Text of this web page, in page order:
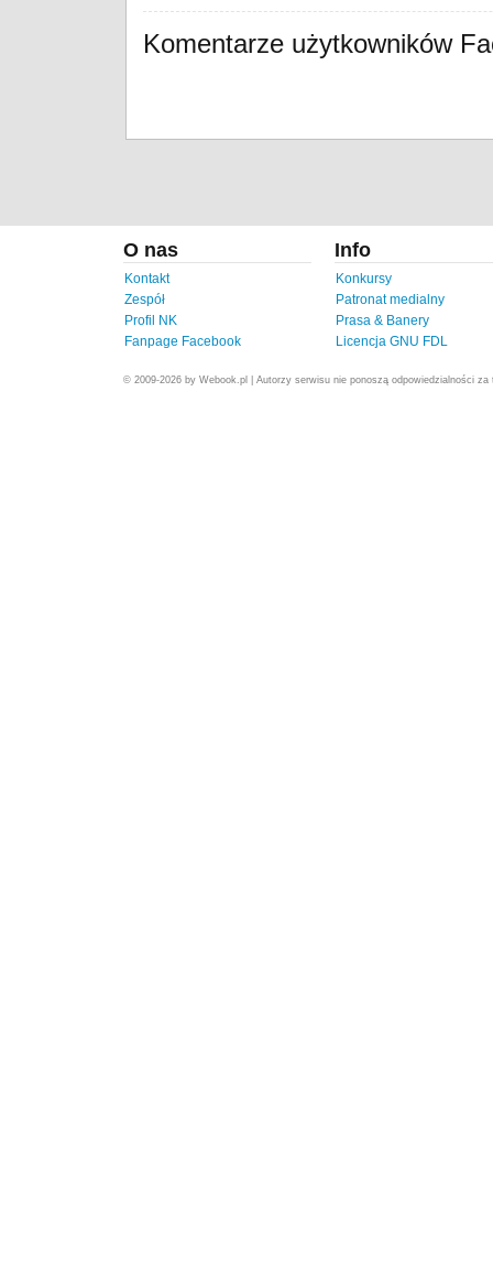
Komentarze użytkowników
O nas
Kontakt
Zespół
Profil NK
Fanpage Facebook
Info
Konkursy
Patronat medialny
Prasa & Banery
Licencja GNU FDL
© 2009-2026 by Webook.pl | Autorzy serwisu nie ponoszą odpowiedzialności